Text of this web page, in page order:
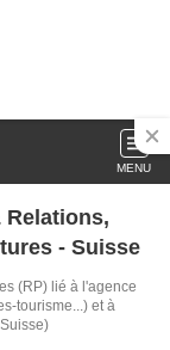
MENU
Relations,
- Suisse
(RP) lié à l'agence
tourisme...) et à